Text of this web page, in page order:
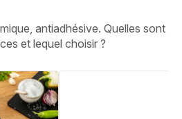
antiadhésive. Quelles sont
et lequel choisir ?